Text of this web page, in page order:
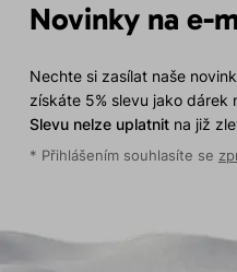
Novinky na e-
Nechte si zasílat naše
získáte 5% slevu jako dárek
Slevu nelze uplatnitna již
* Přihlášením souhlasíte se